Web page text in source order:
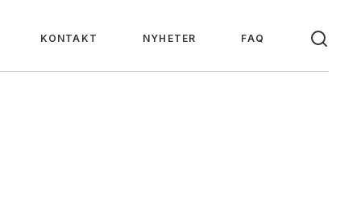
KONTAKT NYHETER FAQ